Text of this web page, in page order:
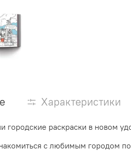
Характеристики
городские раскраски в новом
с любимым городом